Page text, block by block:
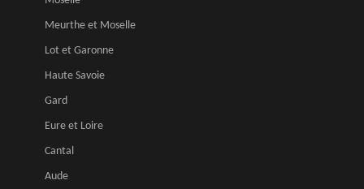
Meurthe et Moselle
Lot et Garonne
Haute Savoie
Gard
Eure et Loire
Cantal
Aude